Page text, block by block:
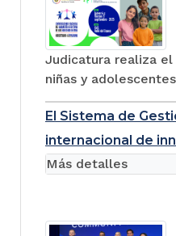
Judicatura realiza
niñas y
El Sistema de
internacional de
Más detalles